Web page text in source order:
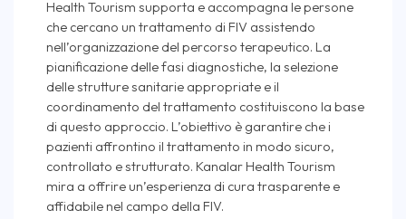
Health Tourism supporta e accompagna le persone
che cercano un trattamento di FIV assistendo
nell’organizzazione del percorso terapeutico. La
pianificazione delle fasi diagnostiche, la selezione
delle strutture sanitarie appropriate e il
coordinamento del trattamento costituiscono la base
di questo approccio. L’obiettivo è garantire che i
pazienti affrontino il trattamento in modo sicuro,
controllato e strutturato. Kanalar Health Tourism
mira a offrire un’esperienza di cura trasparente e
affidabile nel campo della FIV.